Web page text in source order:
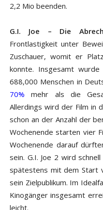
2,2 Mio beenden.
G.I. Joe – Die
Frontlastigkeit unter
Zuschauer, womit er
konnte. Insgesamt
688,000 Menschen in
70% mehr als die
Allerdings wird der Film in
schon an der Anzahl der
Wochenende starten vier
Wochenende darauf
sein. G.I. Joe 2 wird
spätestens mit dem Start
sein Zielpublikum. Im
Kinogänger insgesamt
leicht.